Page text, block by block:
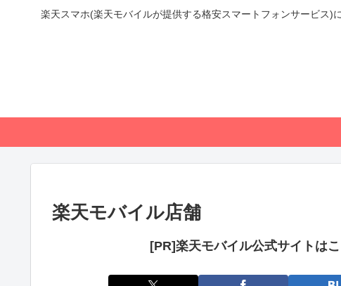
楽天スマホ(楽天モバイルが提供する格安スマートフォンサービス
楽天モバイル店舗
[PR]楽天モバイル公式サイトは